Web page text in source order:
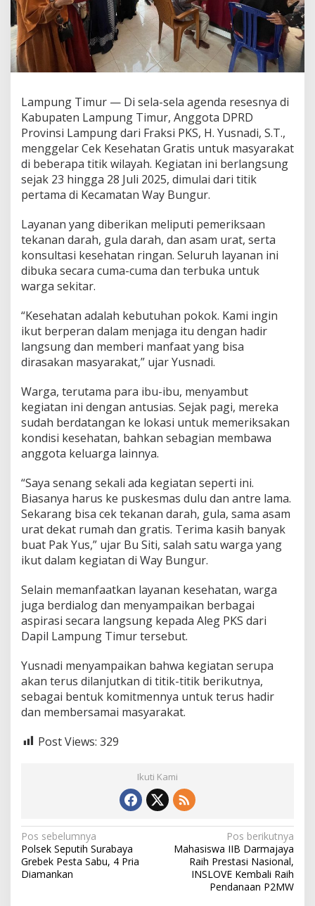
a
a
n
G
r
t
s
u
n
t
u
k
M
s
y
a
r
a
t
Lampung Timur — Di sela-sela agenda resesnya di
Kabupaten Lampung Timur, Anggota DPRD
Provinsi Lampung dari Fraksi PKS, H. Yusnadi, S.T.,
menggelar Cek Kesehatan Gratis untuk masyarakat
di beberapa titik wilayah. Kegiatan ini berlangsung
sejak 23 hingga 28 Juli 2025, dimulai dari titik
pertama di Kecamatan Way Bungur.
Layanan yang diberikan meliputi pemeriksaan
tekanan darah, gula darah, dan asam urat, serta
konsultasi kesehatan ringan. Seluruh layanan ini
dibuka secara cuma-cuma dan terbuka untuk
warga sekitar.
“Kesehatan adalah kebutuhan pokok. Kami ingin
ikut berperan dalam menjaga itu dengan hadir
langsung dan memberi manfaat yang bisa
dirasakan masyarakat,” ujar Yusnadi.
Warga, terutama para ibu-ibu, menyambut
kegiatan ini dengan antusias. Sejak pagi, mereka
sudah berdatangan ke lokasi untuk memeriksakan
kondisi kesehatan, bahkan sebagian membawa
anggota keluarga lainnya.
“Saya senang sekali ada kegiatan seperti ini.
Biasanya harus ke puskesmas dulu dan antre lama.
Sekarang bisa cek tekanan darah, gula, sama asam
urat dekat rumah dan gratis. Terima kasih banyak
buat Pak Yus,” ujar Bu Siti, salah satu warga yang
ikut dalam kegiatan di Way Bungur.
Selain memanfaatkan layanan kesehatan, warga
juga berdialog dan menyampaikan berbagai
aspirasi secara langsung kepada Aleg PKS dari
Dapil Lampung Timur tersebut.
Yusnadi menyampaikan bahwa kegiatan serupa
akan terus dilanjutkan di titik-titik berikutnya,
sebagai bentuk komitmennya untuk terus hadir
dan membersamai masyarakat.
Post Views: 329
Ikuti Kami
N
a
v
Pos sebelumnya
Polsek Seputih Surabaya
Grebek Pesta Sabu, 4 Pria
Diamankan
Pos berikutnya
Mahasiswa IIB Darmajaya
Raih Prestasi Nasional,
INSLOVE Kembali Raih
Pendanaan P2MW